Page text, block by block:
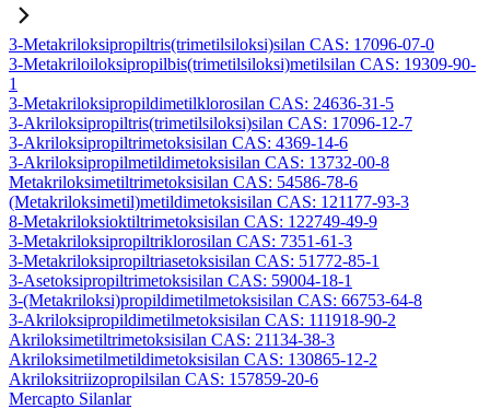
3-Metakriloksipropiltris(trimetilsiloksi)silan CAS: 17096-07-0
3-Metakriloiloksipropilbis(trimetilsiloksi)metilsilan CAS: 19309-90-
1
3-Metakriloksipropildimetilklorosilan CAS: 24636-31-5
3-Akriloksipropiltris(trimetilsiloksi)silan CAS: 17096-12-7
3-Akriloksipropiltrimetoksisilan CAS: 4369-14-6
3-Akriloksipropilmetildimetoksisilan CAS: 13732-00-8
Metakriloksimetiltrimetoksisilan CAS: 54586-78-6
(Metakriloksimetil)metildimetoksisilan CAS: 121177-93-3
8-Metakriloksioktiltrimetoksisilan CAS: 122749-49-9
3-Metakriloksipropiltriklorosilan CAS: 7351-61-3
3-Metakriloksipropiltriasetoksisilan CAS: 51772-85-1
3-Asetoksipropiltrimetoksisilan CAS: 59004-18-1
3-(Metakriloksi)propildimetilmetoksisilan CAS: 66753-64-8
3-Akriloksipropildimetilmetoksisilan CAS: 111918-90-2
Akriloksimetiltrimetoksisilan CAS: 21134-38-3
Akriloksimetilmetildimetoksisilan CAS: 130865-12-2
Akriloksitriizopropilsilan CAS: 157859-20-6
Mercapto Silanlar